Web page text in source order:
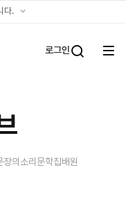
다. 공식
로그인
전체
장의소리 문학집배원